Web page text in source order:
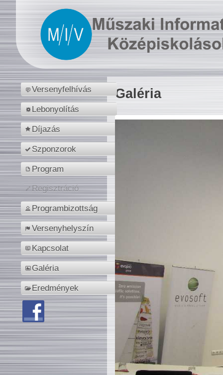
Versenyfelhívás
Lebonyolítás
Díjazás
Szponzorok
Program
Regisztráció
Programbizottság
Versenyhelyszín
Kapcsolat
Galéria
Eredmények
Galéria